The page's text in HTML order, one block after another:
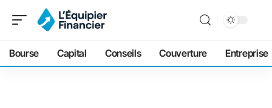
Bourse Capital Conseils Couverture Entreprise